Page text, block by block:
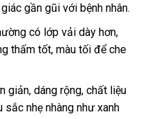
gần gũi với bệnh nhân.
có lớp vải dày hơn,
thấm tốt, màu tối để che
giản, dáng rộng, chất liệu
nhẹ nhàng như xanh